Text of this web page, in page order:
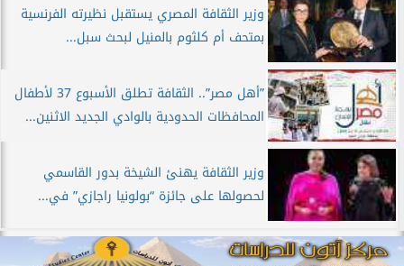
وزير الثقافة المصري يستقبل نظيرته الفرنسية
بمتحف أم كلثوم بالمنيل لبحث سبل...
”أهل مصر”.. الثقافة تطلق الأسبوع 37 لأطفال
المحافظات الحدودية بالوادي الجديد الاثنين...
وزير الثقافة يهنئ الشيخة بدور القاسمي
لحصولها على جائزة “بولونيا راجازي” في...